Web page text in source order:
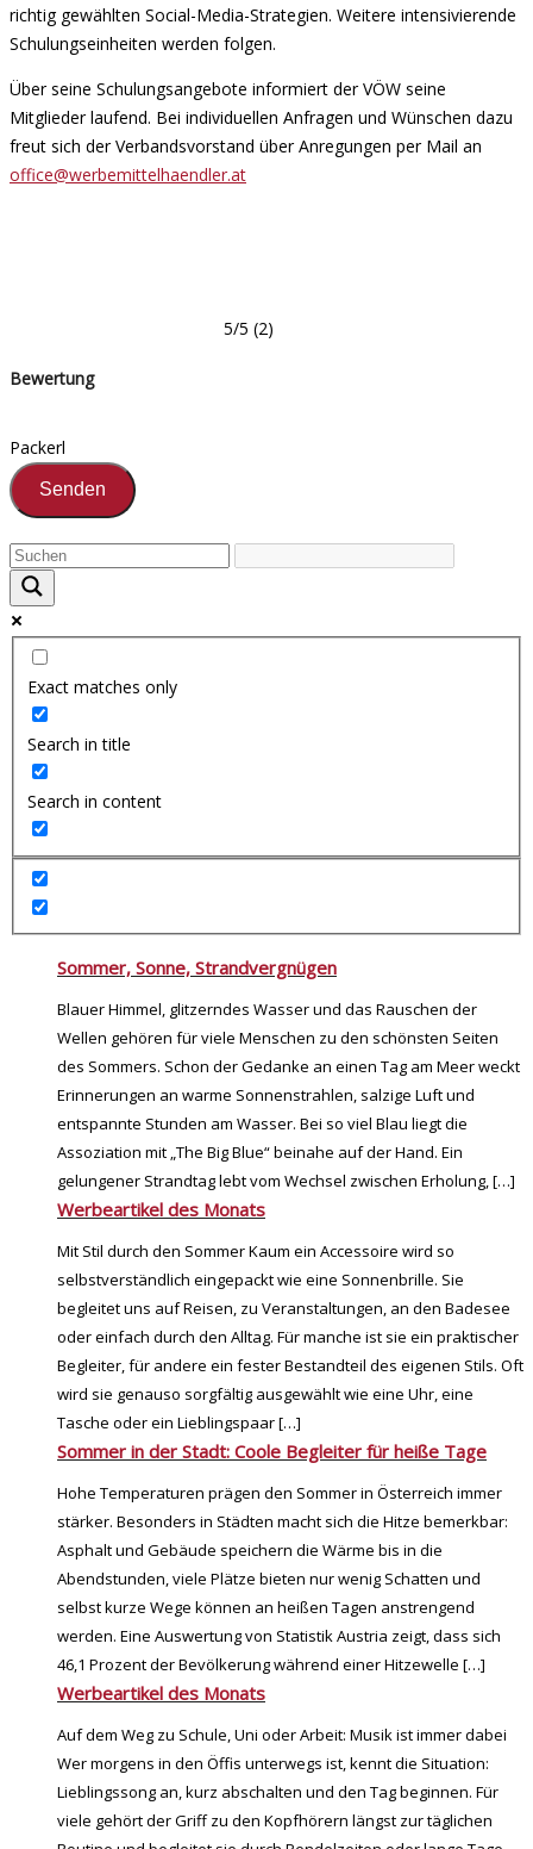
richtig gewählten Social-Media-Strategien. Weitere intensivierende
Schulungseinheiten werden folgen.
Über seine Schulungsangebote informiert der VÖW seine
Mitglieder laufend. Bei individuellen Anfragen und Wünschen dazu
freut sich der Verbandsvorstand über Anregungen per Mail an
office@werbemittelhaendler.at
5/5 (2)
Bewertung
Packerl
Exact matches only
Search in title
Search in content
Sommer, Sonne, Strandvergnügen
Blauer Himmel, glitzerndes Wasser und das Rauschen der
Wellen gehören für viele Menschen zu den schönsten Seiten
des Sommers. Schon der Gedanke an einen Tag am Meer weckt
Erinnerungen an warme Sonnenstrahlen, salzige Luft und
entspannte Stunden am Wasser. Bei so viel Blau liegt die
Assoziation mit „The Big Blue“ beinahe auf der Hand. Ein
gelungener Strandtag lebt vom Wechsel zwischen Erholung,[…]
Werbeartikel des Monats
Mit Stil durch den Sommer Kaum ein Accessoire wird so
selbstverständlich eingepackt wie eine Sonnenbrille. Sie
begleitet uns auf Reisen, zu Veranstaltungen, an den Badesee
oder einfach durch den Alltag. Für manche ist sie ein praktischer
Begleiter, für andere ein fester Bestandteil des eigenen Stils. Oft
wird sie genauso sorgfältig ausgewählt wie eine Uhr, eine
Tasche oder ein Lieblingspaar[…]
Sommer in der Stadt: Coole Begleiter für heiße Tage
Hohe Temperaturen prägen den Sommer in Österreich immer
stärker. Besonders in Städten macht sich die Hitze bemerkbar:
Asphalt und Gebäude speichern die Wärme bis in die
Abendstunden, viele Plätze bieten nur wenig Schatten und
selbst kurze Wege können an heißen Tagen anstrengend
werden. Eine Auswertung von Statistik Austria zeigt, dass sich
46,1 Prozent der Bevölkerung während einer Hitzewelle […]
Werbeartikel des Monats
Auf dem Weg zu Schule, Uni oder Arbeit: Musik ist immer dabei
Wer morgens in den Öffis unterwegs ist, kennt die Situation:
Lieblingssong an, kurz abschalten und den Tag beginnen. Für
viele gehört der Griff zu den Kopfhörern längst zur täglichen